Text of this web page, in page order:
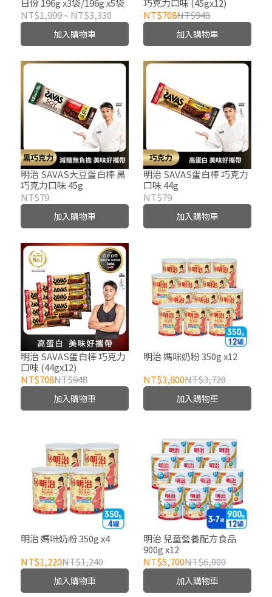
日份 196g x3袋/196g x5袋
NT$1,999~NT$3,330
加入購物車
巧克力口味 (45gx12)
NT$708NT$948
加入購物車
明治 SAVAS大豆蛋白棒 黑
巧克力口味 45g
NT$79
加入購物車
明治 SAVAS蛋白棒 巧克力
口味 44g
NT$79
加入購物車
明治 SAVAS蛋白棒 巧克力
口味 (44gx12)
NT$708NT$948
加入購物車
明治 媽咪奶粉 350g x12
NT$3,600NT$3,720
加入購物車
明治 媽咪奶粉 350g x4
NT$1,220NT$1,240
加入購物車
明治 兒童營養配方食品
900g x12
NT$5,700NT$6,000
加入購物車